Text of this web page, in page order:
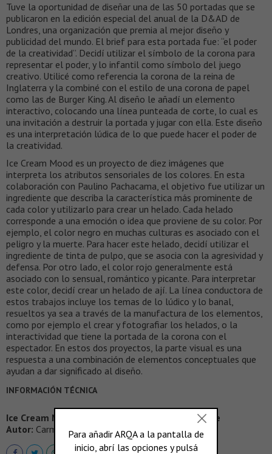
Tuve la oportunidad de diseñar una de las 50 portadas que se
publicaron en la edición especial del anual de la D&AD de
Londres, una organización que premia al mejor diseño y
publicidad del mundo. El brief para esta portada fue: “el poder
de la creatividad”. Decidí utilizar el símbolo de la corona para
representar el poder, y lo infantil como símbolo del juego
creativo. Utilicé como referencia la corona de la reina de
Inglaterra y la combiné con el estilo de una corona de papel
como las de Burger King. Al diseño le añadí un elemento
interactivo, colocando una línea punteada de corte, lo cual es
una invitación a destruir la portada y jugar con ella. Este diseño
es una interpretación lúdica de lo que puede hacer el poder de
la creatividad.
Ice Cream Mood es un proyecto de diez imágenes que
interpreta los atributos sensoriales de los colores. En esta
colaboración con Paulino Pachacama, el objetivo fue utilizar un
ingrediente que describa la característica más prominente de
cada color y utilizarlo para crear un helado. Cada helado
corresponde a una emoción o idea que proviene de su color. Por
ejemplo, el color negro en muchas culturas es asociado con el
peligro y la muerte. Para hacer este helado, decidí utilizar el
ingrediente de tinta de pulpo, que se asocia con la agresividad y
defensa. Por otro lado, el color rojo generalmente está
asociado con lo sensual, romántico y picante. Para interpretar
este color, decidí crear un helado de ají. La línea conductora de
estos trabajos incluye los temas de lo lúdico y lo banal,
resueltos ya sea a través de la manufactura de los elementos,
como por ejemplo el crear y fotografiar los helados, o la
interactividad que tiene la portada de la corona con el
espectador. En estos dos proyectos, la parte visual es una
respuesta a una combinación de elementos conceptuales que
ayudan a dar significado al diseño.
INFORMACIÓN TÉCNICA
Ice Cream Mood, gráfica ecuatoriana que emerge
Autor: Carmen Rosa López